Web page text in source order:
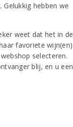
hebben we
weet dat het in de
favoriete wijn(en)
selecteren.
blij, en u een